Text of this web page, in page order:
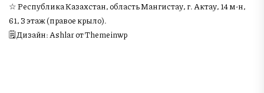
☆ Республика Казахстан, область Мангистау, г. Актау, 14 м-н,
61, 3 этаж (правое крыло).
🗒 Дизайн: Ashlar от Themeinwp